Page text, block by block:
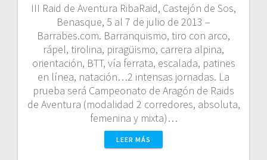
III Raid de Aventura RibaRaid, Castejón de Sos,
Benasque, 5 al 7 de julio de 2013 –
Barrabes.com. Barranquismo, tiro con arco,
rápel, tirolina, piragüismo, carrera alpina,
orientación, BTT, vía ferrata, escalada, patines
en línea, natación…2 intensas jornadas. La
prueba será Campeonato de Aragón de Raids
de Aventura (modalidad 2 corredores, absoluta,
femenina y mixta)…
LEER MÁS